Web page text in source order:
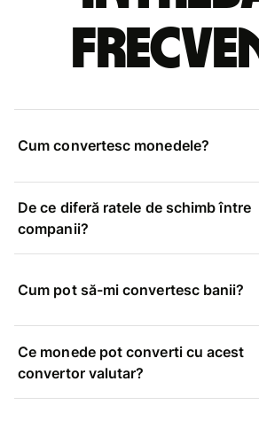
Cum convertesc monedele?
De ce diferă ratele de schimb între
companii?
Cum pot să-mi convertesc banii?
Ce monede pot converti cu acest
convertor valutar?